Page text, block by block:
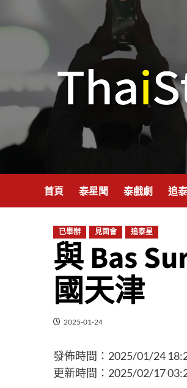
首頁 泰星聞 泰戲劇 追
已舉辦 見面會 追泰星
與 Bas
國天津
2025-01-24
發佈時間： 2025/01/24
更新時間： 2025/02/17